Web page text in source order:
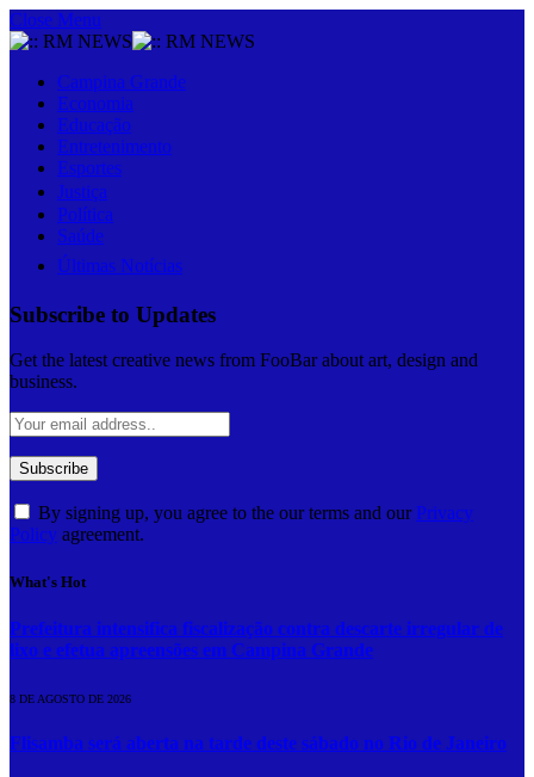
Close Menu
Campina Grande
Economia
Educação
Entretenimento
Esportes
Justiça
Política
Saúde
Últimas Notícias
Subscribe to Updates
Get the latest creative news from FooBar about art, design and
business.
By signing up, you agree to the our terms and our Privacy
Policy agreement.
What's Hot
Prefeitura intensifica fiscalização contra descarte irregular de
lixo e efetua apreensões em Campina Grande
8 DE AGOSTO DE 2026
Flisamba será aberta na tarde deste sábado no Rio de Janeiro